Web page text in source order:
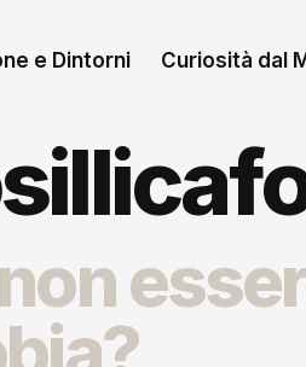
e Dintorni Curiosità dal